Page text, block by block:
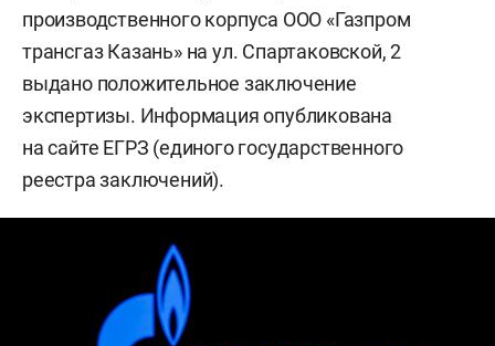
производственного корпуса ООО «Газпром
трансгаз Казань» на ул. Спартаковской, 2
выдано положительное заключение
экспертизы. Информация опубликована
на сайте ЕГРЗ (единого государственного
реестра заключений).